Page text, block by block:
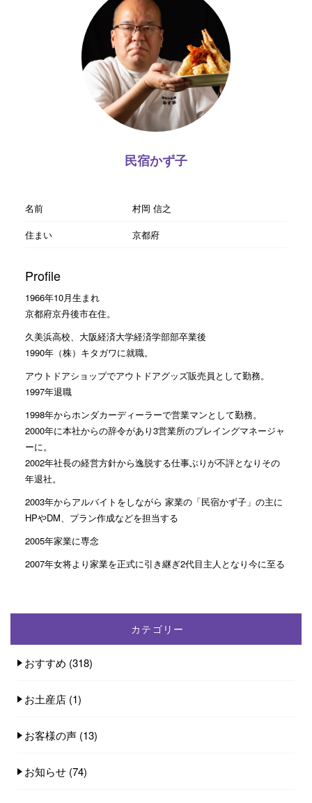
民宿かず子
名前
村岡 信之
住まい
京都府
Profile
1966年10月生まれ
京都府京丹後市在住。
久美浜高校、大阪経済大学経済学部部卒業後
1990年（株）キタガワに就職。
アウトドアショップでアウトドアグッズ販売員として勤務。
1997年退職
1998年からホンダカーディーラーで営業マンとして勤務。
2000年に本社からの辞令があり3営業所のプレイングマネージャ
ーに。
2002年社長の経営方針から逸脱する仕事ぶりが不評となりその
年退社。
2003年からアルバイトをしながら 家業の「民宿かず子」の主に
HPやDM、プラン作成などを担当する
2005年家業に専念
2007年女将より家業を正式に引き継ぎ2代目主人となり今に至る
カテゴリー
おすすめ (318)
お土産店 (1)
お客様の声 (13)
お知らせ (74)